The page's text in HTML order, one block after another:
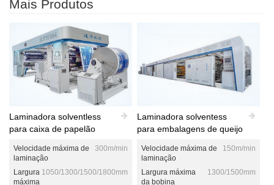
Mais Produtos
Laminadora solventless
para caixa de papelão
Velocidade máxima de
laminação
300m/min
Largura
máxima
1050/1300/1500/1800mm
Laminadora solventess
para embalagens de queijo
Velocidade máxima de
laminação
150m/min
Largura máxima
da bobina
1300/1500mm